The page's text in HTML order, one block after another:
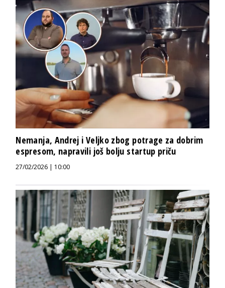
Nemanja, Andrej i Veljko zbog potrage za dobrim
espresom, napravili još bolju startup priču
27/02/2026 | 10:00